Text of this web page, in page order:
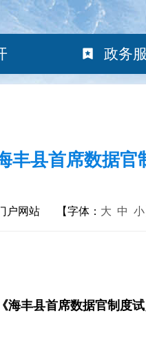
政务
丰县首席数据官
户网站 【字体： 大 中 小
海丰县首席数据官制度